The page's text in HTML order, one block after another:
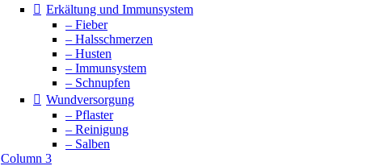
Erkältung und Immunsystem
– Fieber
– Halsschmerzen
– Husten
– Immunsystem
– Schnupfen
Wundversorgung
– Pflaster
– Reinigung
– Salben
Column 3